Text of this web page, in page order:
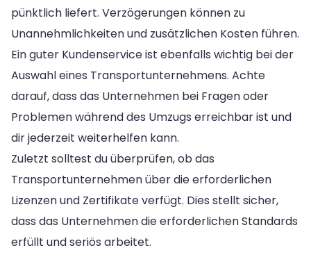
pünktlich liefert. Verzögerungen können zu
Unannehmlichkeiten und zusätzlichen Kosten führen.
Ein guter Kundenservice ist ebenfalls wichtig bei der
Auswahl eines Transportunternehmens. Achte
darauf, dass das Unternehmen bei Fragen oder
Problemen während des Umzugs erreichbar ist und
dir jederzeit weiterhelfen kann.
Zuletzt solltest du überprüfen, ob das
Transportunternehmen über die erforderlichen
Lizenzen und Zertifikate verfügt. Dies stellt sicher,
dass das Unternehmen die erforderlichen Standards
erfüllt und seriös arbeitet.